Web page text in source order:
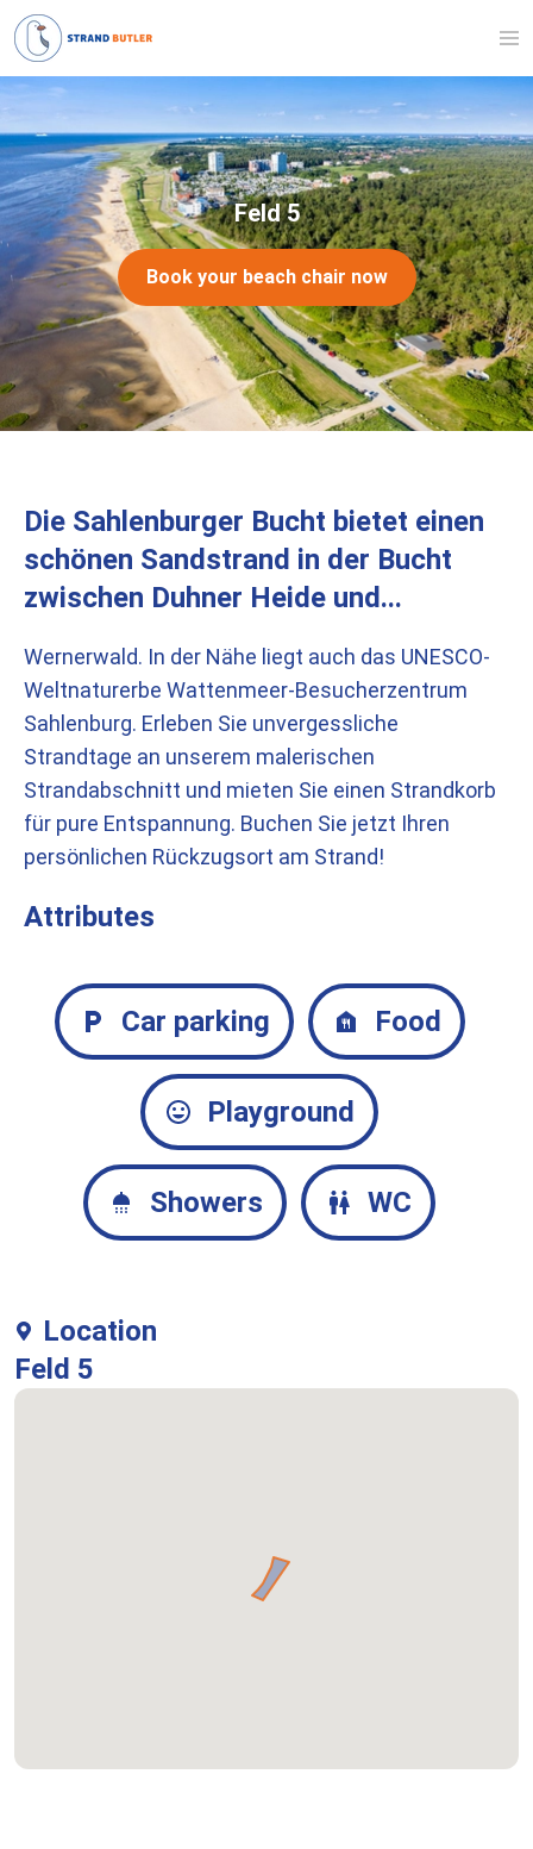
Feld 5
Book your beach chair now
Die Sahlenburger Bucht bietet einen
schönen Sandstrand in der Bucht
zwischen Duhner Heide und...
Wernerwald. In der Nähe liegt auch das UNESCO-
Weltnaturerbe Wattenmeer-Besucherzentrum
Sahlenburg. Erleben Sie unvergessliche
Strandtage an unserem malerischen
Strandabschnitt und mieten Sie einen Strandkorb
für pure Entspannung. Buchen Sie jetzt Ihren
persönlichen Rückzugsort am Strand!
Attributes
Car parking Food
Playground
Showers WC
Location
Feld 5
Navigated to Feld 5